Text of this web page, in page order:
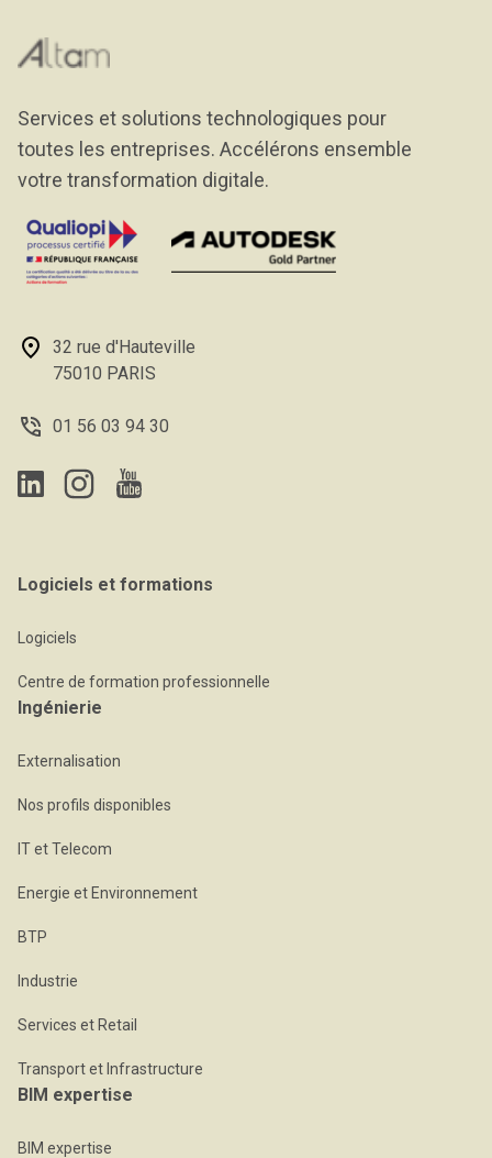
Services et solutions technologiques pour
toutes les entreprises. Accélérons ensemble
votre transformation digitale.
32 rue d'Hauteville
75010 PARIS
01 56 03 94 30
Logiciels et formations
Logiciels
Centre de formation professionnelle
Ingénierie
Externalisation
Nos profils disponibles
IT et Telecom
Energie et Environnement
BTP
Industrie
Services et Retail
Transport et Infrastructure
BIM expertise
BIM expertise